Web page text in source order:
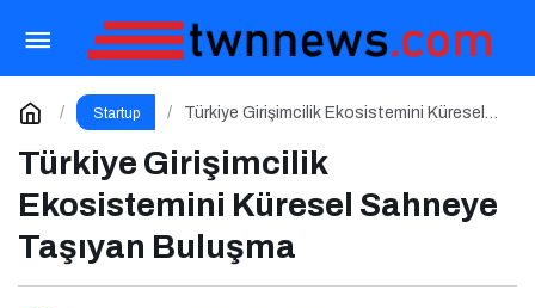
Startup
Türkiye Girişimcilik Ekosistemini Küresel
Türkiye Girişimcilik
Ekosistemini Küresel Sahneye
Taşıyan Buluşma
Balkanlar’dan Afrika’ya Turizmin Nabzı
Uzakrota Dubai’de Attı
Yorum Yap